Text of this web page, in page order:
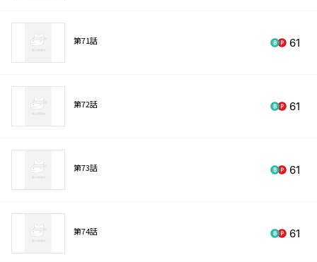
第71話 61
第72話 61
第73話 61
第74話 61